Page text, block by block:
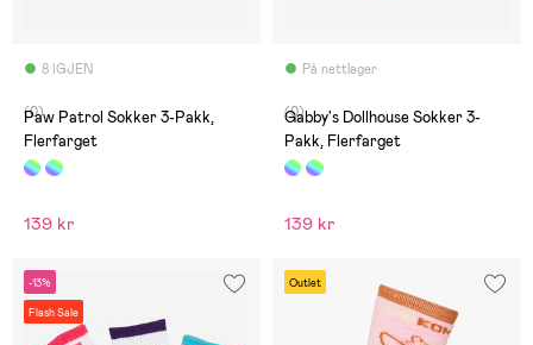
8 IGJEN
(0)
Paw Patrol Sokker 3-Pakk,
Flerfarget
139 kr
På nettlager
(0)
Gabby's Dollhouse Sokker 3-
Pakk, Flerfarget
139 kr
-13%
Flash Sale
Outlet